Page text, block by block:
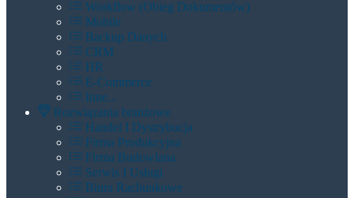
Workflow (Obieg Dokumentów)
Mobile
Backup Danych
CRM
HR
E-Commerce
Inne...
Rozwiązania branżowe
Handel I Dystrybucja
Firma Produkcyjna
Firma Budowlana
Serwis I Usługi
Biura Rachunkowe